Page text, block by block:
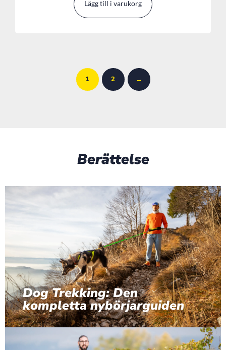
Lägg till i varukorg
1 2 →
Berättelse
Dog Trekking: Den
kompletta nybörjarguiden